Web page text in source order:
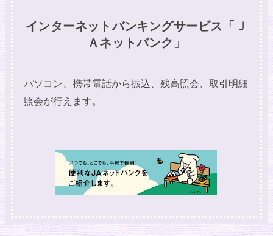
インターネットバンキングサービス「Ｊ
Ａネットバンク」
パソコン、携帯電話から振込、残高照会、取引明細
照会が行えます。